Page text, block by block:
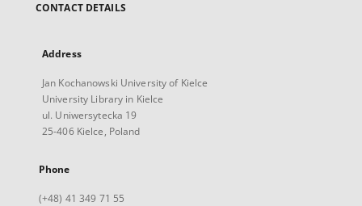
CONTACT DETAILS
Address
Jan Kochanowski University of Kielce
University Library in Kielce
ul. Uniwersytecka 19
25-406 Kielce, Poland
Phone
(+48) 41 349 71 55